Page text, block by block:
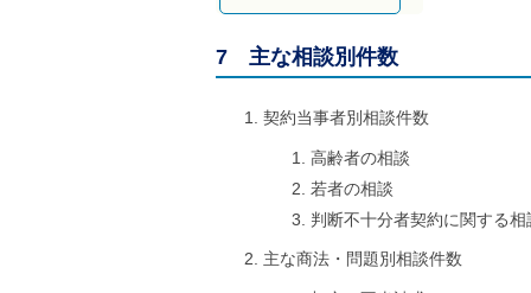
7 主な相談別件数
契約当事者別相談件数
高齢者の相談
若者の相談
判断不十分者契約に関する相
主な商法・問題別相談件数